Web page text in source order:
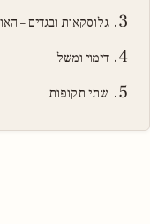
גלוסקאות ובגדים –
דימוי ומשל
שתי תקופות